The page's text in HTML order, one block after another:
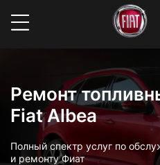
Ремонт
Fiat Albea
Полный спектр услуг по
и ремонту Фиат